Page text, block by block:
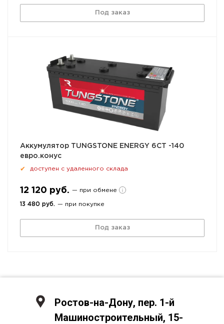
Под заказ
Аккумулятор TUNGSTONE ENERGY 6СТ -140
евро.конус
✔ доступен с удаленного склада
12 120 руб. — при обмене
13 480 руб. — при покупке
Под заказ
Ростов-на-Дону, пер. 1-й
Машиностроительный, 15-